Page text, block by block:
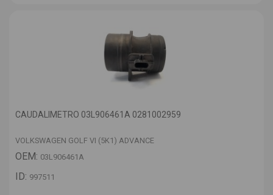
CAUDALIMETRO 03L906461A 0281002959
VOLKSWAGEN GOLF VI (5K1) ADVANCE
OEM: 03L906461A
ID: 997511